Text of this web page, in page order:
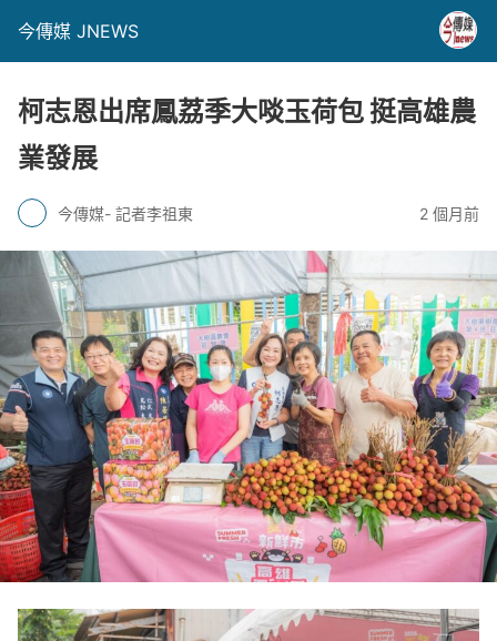
今傳媒 JNEWS
柯志恩出席鳳荔季大啖玉荷包 挺高雄農
業發展
今傳媒- 記者李祖東 2 個月前